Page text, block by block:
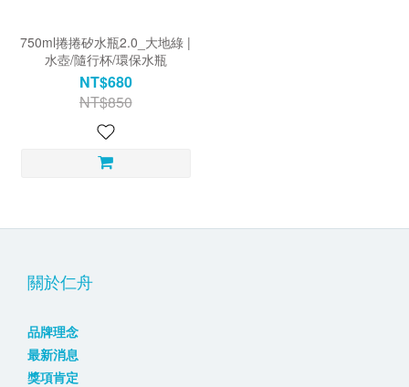
750ml捲捲矽水瓶2.0_大地綠 |
水壺/隨行杯/環保水瓶
NT$680
NT$850
關於仁舟
品牌理念
最新消息
獎項肯定